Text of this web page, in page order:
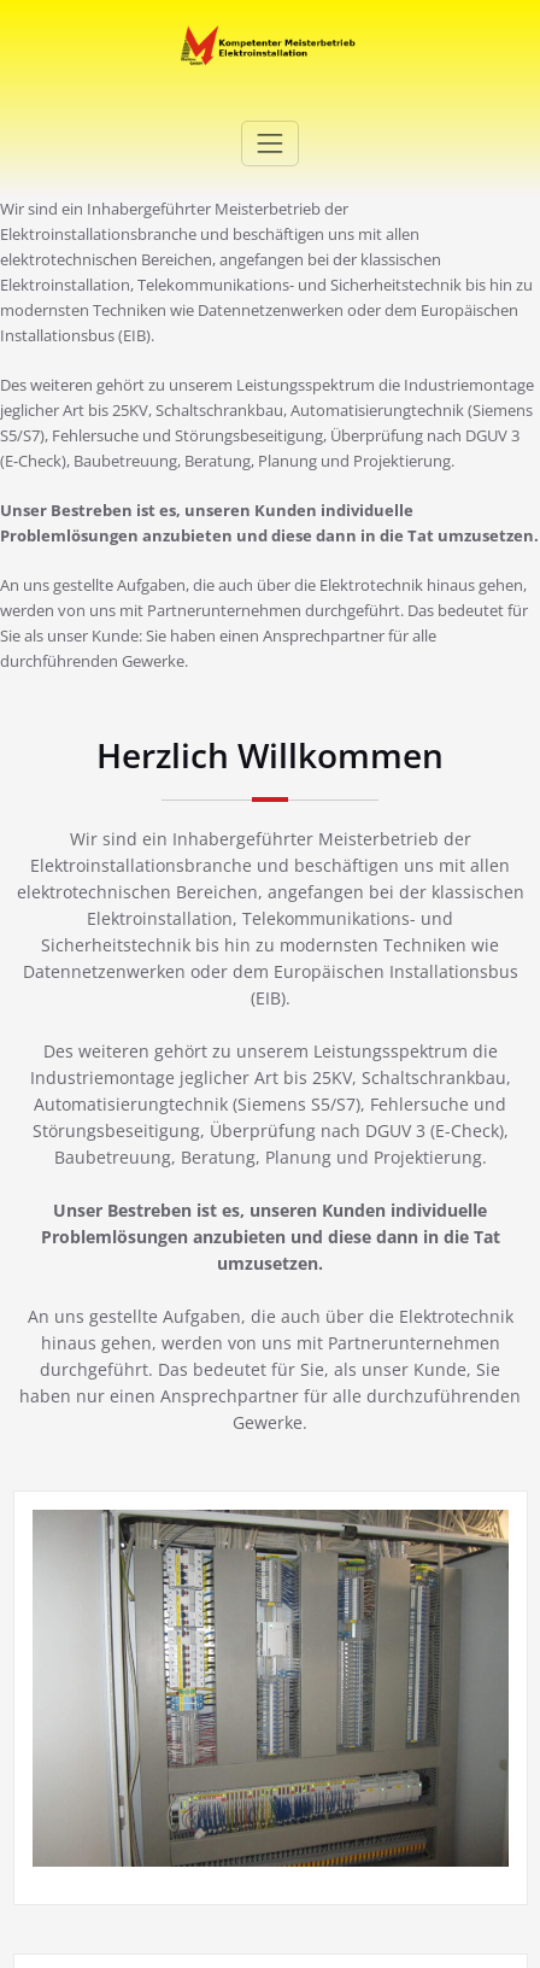
Elektro Martini
Wir sind ein Inhabergeführter Meisterbetrieb der
Elektroinstallationsbranche und beschäftigen uns mit allen
elektrotechnischen Bereichen, angefangen bei der klassischen
Elektroinstallation, Telekommunikations- und Sicherheitstechnik bis hin zu
modernsten Techniken wie Datennetzenwerken oder dem Europäischen
Installationsbus (EIB).
Des weiteren gehört zu unserem Leistungsspektrum die Industriemontage
jeglicher Art bis 25KV, Schaltschrankbau, Automatisierungtechnik (Siemens
S5/S7), Fehlersuche und Störungsbeseitigung, Überprüfung nach DGUV 3
(E-Check), Baubetreuung, Beratung, Planung und Projektierung.
Unser Bestreben ist es, unseren Kunden individuelle
Problemlösungen anzubieten und diese dann in die Tat umzusetzen.
An uns gestellte Aufgaben, die auch über die Elektrotechnik hinaus gehen,
werden von uns mit Partnerunternehmen durchgeführt. Das bedeutet für
Sie als unser Kunde: Sie haben einen Ansprechpartner für alle
durchführenden Gewerke.
Herzlich Willkommen
Wir sind ein Inhabergeführter Meisterbetrieb der
Elektroinstallationsbranche und beschäftigen uns mit allen
elektrotechnischen Bereichen, angefangen bei der klassischen
Elektroinstallation, Telekommunikations- und
Sicherheitstechnik bis hin zu modernsten Techniken wie
Datennetzenwerken oder dem Europäischen Installationsbus
(EIB).
Des weiteren gehört zu unserem Leistungsspektrum die
Industriemontage jeglicher Art bis 25KV, Schaltschrankbau,
Automatisierungtechnik (Siemens S5/S7), Fehlersuche und
Störungsbeseitigung, Überprüfung nach DGUV 3 (E-Check),
Baubetreuung, Beratung, Planung und Projektierung.
Unser Bestreben ist es, unseren Kunden individuelle
Problemlösungen anzubieten und diese dann in die Tat
umzusetzen.
An uns gestellte Aufgaben, die auch über die Elektrotechnik
hinaus gehen, werden von uns mit Partnerunternehmen
durchgeführt. Das bedeutet für Sie, als unser Kunde, Sie
haben nur einen Ansprechpartner für alle durchzuführenden
Gewerke.